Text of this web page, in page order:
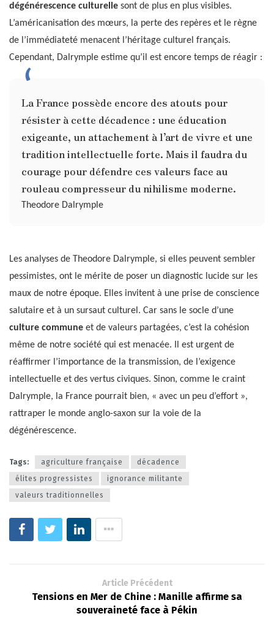
dégénérescence culturelle sont de plus en plus visibles.
L’américanisation des mœurs, la perte des repères et le règne
de l’immédiateté menacent l’héritage culturel français.
Cependant, Dalrymple estime qu’il est encore temps de réagir :
La France possède encore des atouts pour
résister à cette décadence : une éducation
exigeante, un attachement à l’art de vivre et une
tradition intellectuelle forte. Mais il faudra du
courage pour défendre ces valeurs face au
rouleau compresseur du nihilisme moderne.
Theodore Dalrymple
Les analyses de Theodore Dalrymple, si elles peuvent sembler
pessimistes, ont le mérite de poser un diagnostic lucide sur les
maux de notre époque. Elles invitent à une prise de conscience
salutaire et à un sursaut culturel. Car sans le socle d’une
culture commune et de valeurs partagées, c’est la cohésion
même de notre société qui est menacée. Il est urgent de
réaffirmer l’importance de la transmission, de l’exigence
intellectuelle et des vertus civiques. Sinon, comme le craint
Dalrymple, la France pourrait bien, « avec un peu d’effort »,
rattraper le monde anglo-saxon sur la voie de la
dégénérescence.
Tags: agriculture française
décadence
élites progressistes
ignorance militante
valeurs traditionnelles
Article Précédent
Tensions en Mer de Chine : Manille affirme sa
souveraineté face à Pékin